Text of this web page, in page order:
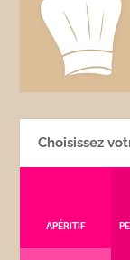
Choisissez
APÉRITIF